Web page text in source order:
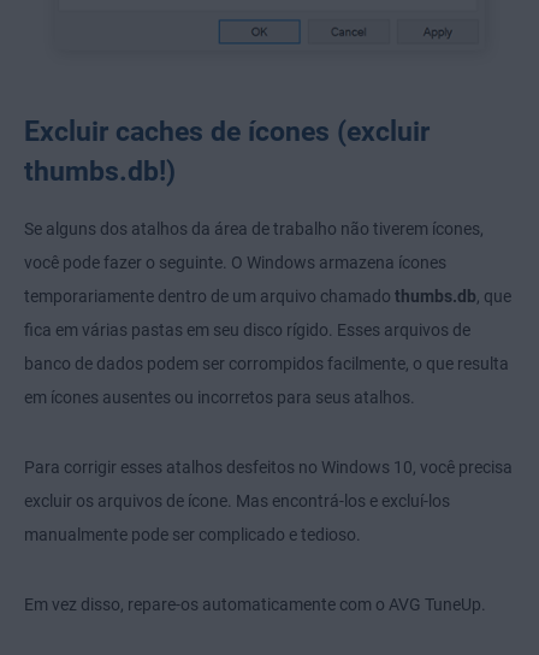
Excluir caches de ícones (excluir
thumbs.db!)
Se alguns dos atalhos da área de trabalho não tiverem ícones,
você pode fazer o seguinte. O Windows armazena ícones
temporariamente dentro de um arquivo chamado thumbs.db , que
fica em várias pastas em seu disco rígido. Esses arquivos de
banco de dados podem ser corrompidos facilmente, o que resulta
em ícones ausentes ou incorretos para seus atalhos.
Para corrigir esses atalhos desfeitos no Windows 10, você precisa
excluir os arquivos de ícone. Mas encontrá-los e excluí-los
manualmente pode ser complicado e tedioso.
Em vez disso, repare-os automaticamente com o AVG TuneUp.